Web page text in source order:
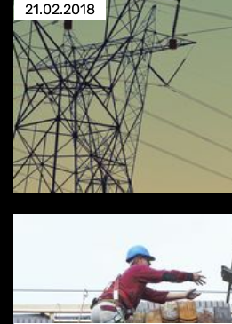
21.02.2018